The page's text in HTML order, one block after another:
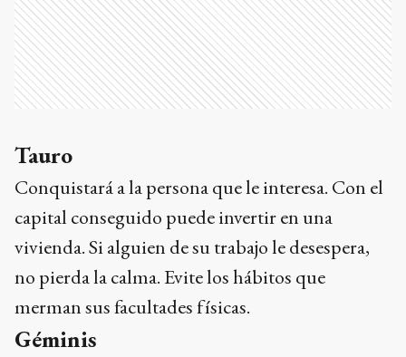
Tauro
Conquistará a la persona que le interesa. Con el
capital conseguido puede invertir en una
vivienda. Si alguien de su trabajo le desespera,
no pierda la calma. Evite los hábitos que
merman sus facultades físicas.
Géminis